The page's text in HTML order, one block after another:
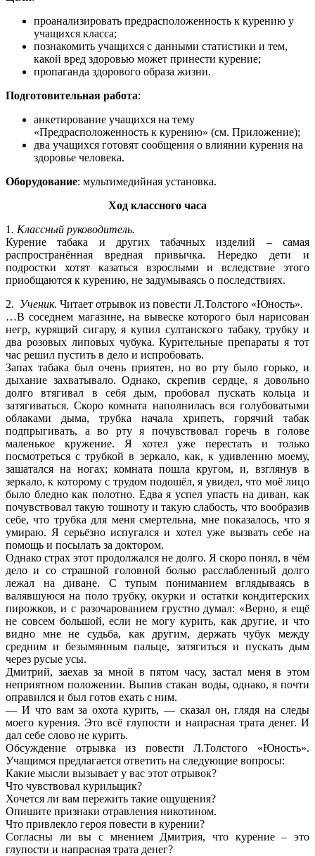
проанализировать предрасположенность к курению у
учащихся класса;
познакомить учащихся с данными статистики и тем,
какой вред здоровью может принести курение;
пропаганда здорового образа жизни.
Подготовительная работа:
анкетирование учащихся на тему
«Предрасположенность к курению» (см. Приложение);
два учащихся готовят сообщения о влиянии курения на
здоровье человека.
Оборудование: мультимедийная установка.
Ход классного часа
1. Классный руководитель.
Курение табака и других табачных изделий – самая
распространённая вредная привычка. Нередко дети и
подростки хотят казаться взрослыми и вследствие этого
приобщаются к курению, не задумываясь о последствиях.
2. Ученик. Читает отрывок из повести Л.Толстого «Юность».
…В соседнем магазине, на вывеске которого был нарисован
негр, курящий сигару, я купил султанского табаку, трубку и
два розовых липовых чубука. Курительные препараты я тот
час решил пустить в дело и испробовать.
Запах табака был очень приятен, но во рту было горько, и
дыхание захватывало. Однако, скрепив сердце, я довольно
долго втягивал в себя дым, пробовал пускать кольца и
затягиваться. Скоро комната наполнилась вся голубоватыми
облаками дыма, трубка начала хрипеть, горячий табак
подпрыгивать, а во рту я почувствовал горечь в голове
маленькое кружение. Я хотел уже перестать и только
посмотреться с трубкой в зеркало, как, к удивлению моему,
зашатался на ногах; комната пошла кругом, и, взглянув в
зеркало, к которому с трудом подошёл, я увидел, что моё лицо
было бледно как полотно. Едва я успел упасть на диван, как
почувствовал такую тошноту и такую слабость, что вообразив
себе, что трубка для меня смертельна, мне показалось, что я
умираю. Я серьёзно испугался и хотел уже вызвать себе на
помощь и посылать за доктором.
Однако страх этот продолжался не долго. Я скоро понял, в чём
дело и со страшной головной болью расслабленный долго
лежал на диване. С тупым пониманием вглядываясь в
валявшуюся на поло трубку, окурки и остатки кондитерских
пирожков, и с разочарованием грустно думал: «Верно, я ещё
не совсем большой, если не могу курить, как другие, и что
видно мне не судьба, как другим, держать чубук между
средним и безымянным пальце, затягиться и пускать дым
через русые усы.
Дмитрий, заехав за мной в пятом часу, застал меня в этом
неприятном положении. Выпив стакан воды, однако, я почти
оправился и был готов ехать с ним.
— И что вам за охота курить, — сказал он, глядя на следы
моего курения. Это всё глупости и напрасная трата денег. И
дал себе слово не курить.
Обсуждение отрывка из повести Л.Толстого «Юность».
Учащимся предлагается ответить на следующие вопросы:
Какие мысли вызывает у вас этот отрывок?
Что чувствовал курильщик?
Хочется ли вам пережить такие ощущения?
Опишите признаки отравления никотином.
Что привлекло героя повести в курении?
Согласны ли вы с мнением Дмитрия, что курение – это
глупости и напрасная трата денег?